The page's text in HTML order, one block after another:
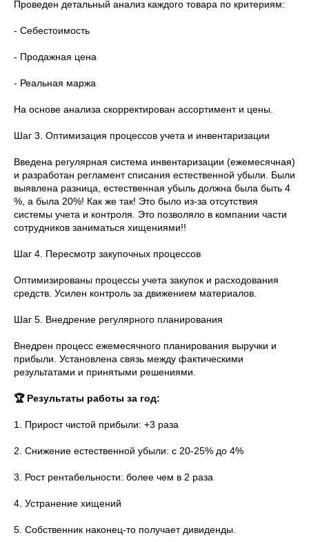
Проведен детальный анализ каждого товара по критериям:
- Себестоимость
- Продажная цена
- Реальная маржа
На основе анализа скорректирован ассортимент и цены.
Шаг 3. Оптимизация процессов учета и инвентаризации
Введена регулярная система инвентаризации (ежемесячная)
и разработан регламент списания естественной убыли. Были
выявлена разница, естественная убыль должна была быть 4
%, а была 20%! Как же так! Это было из-за отсутствия
системы учета и контроля. Это позволяло в компании части
сотрудников заниматься хищениями!!
Шаг 4. Пересмотр закупочных процессов
Оптимизированы процессы учета закупок и расходования
средств. Усилен контроль за движением материалов.
Шаг 5. Внедрение регулярного планирования
Внедрен процесс ежемесячного планирования выручки и
прибыли. Установлена связь между фактическими
результатами и принятыми решениями.
🏆 Результаты работы за год:
1. Прирост чистой прибыли: +3 раза
2. Снижение естественной убыли: с 20-25% до 4%
3. Рост рентабельности: более чем в 2 раза
4. Устранение хищений
5. Собственник наконец-то получает дивиденды.